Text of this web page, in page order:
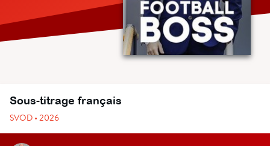
Sous-titrage français
SVOD • 2026